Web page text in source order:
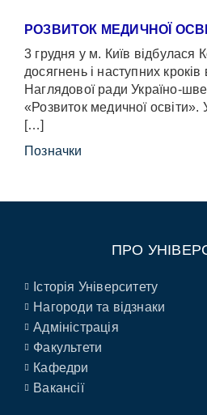
РОЗВИТОК МЕДИЧНОЇ
3 грудня у м. Київ відбулася
досягнень і наступних
Наглядової ради Україно-
«Розвиток медичної освіти».
[…]
Позначки
ПРО
Історія Університету
Нагороди та відзнаки
Адміністрація
Факультети
Кафедри
Вакансії